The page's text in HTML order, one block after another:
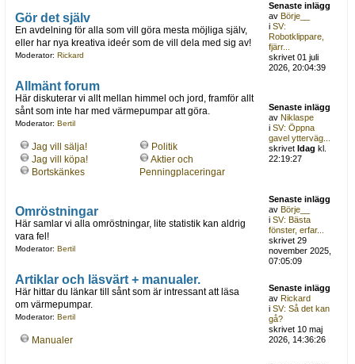
Gör det själv
En avdelning för alla som vill göra mesta möjliga själv,
eller har nya kreativa ideér som de vill dela med sig av!
Moderator: Rickard
Senaste inlägg
avBörje__
iSV:
Robotklippare,
fjärr...
skrivet 01 juli
2026, 20:04:39
Allmänt forum
Här diskuterar vi allt mellan himmel och jord, framför allt
sånt som inte har med värmepumpar att göra.
Moderator: Bertil
Jag vill sälja!
Jag vill köpa!
Bortskänkes
Politik
Aktier och
Penningplaceringar
Senaste inlägg
avNiklaspe
iSV: Öppna
gavel ytterväg...
skrivetIdag kl.
22:19:27
Omröstningar
Här samlar vi alla omröstningar, lite statistik kan aldrig
vara fel!
Moderator: Bertil
Senaste inlägg
avBörje__
iSV: Bästa
fönster, erfar...
skrivet 29
november 2025,
07:05:09
Artiklar och läsvärt + manualer.
Här hittar du länkar till sånt som är intressant att läsa
om värmepumpar.
Moderator: Bertil
Manualer
Senaste inlägg
avRickard
iSV: Så det kan
gå?
skrivet 10 maj
2026, 14:36:26